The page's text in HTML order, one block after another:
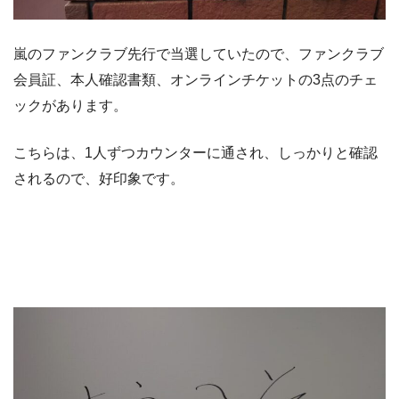
嵐のファンクラブ先行で当選していたので、ファンクラブ
会員証、本人確認書類、オンラインチケットの3点のチェ
ックがあります。
こちらは、1人ずつカウンターに通され、しっかりと確認
されるので、好印象です。